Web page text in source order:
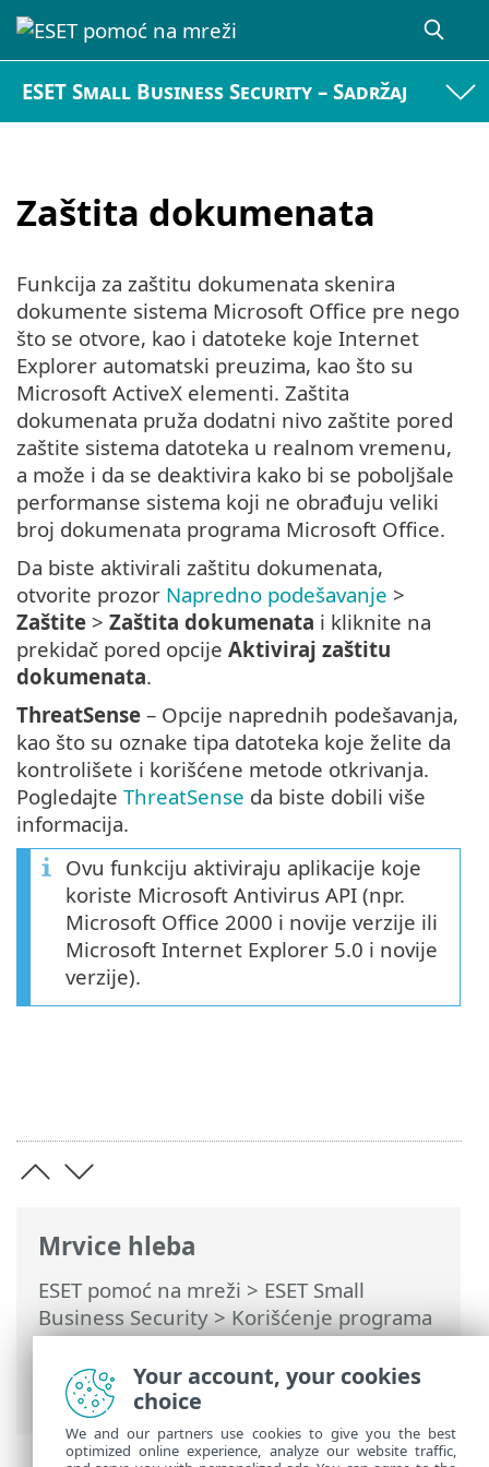
ESET Small Business Security – Sadržaj
Zaštita dokumenata
Mrvice hleba
ESET pomoć na mreži > ESET Small
Business Security>Korišćenje programa
ESET Small Business Security>Napredno
podešavanje>Skeniranja >Skeniranja
malvera > Zaštita dokumenata
Funkcija za zaštitu dokumenata skenira
dokumente sistema Microsoft Office pre nego
što se otvore, kao i datoteke koje Internet
Explorer automatski preuzima, kao što su
Microsoft ActiveX elementi. Zaštita
dokumenata pruža dodatni nivo zaštite pored
zaštite sistema datoteka u realnom vremenu,
a može i da se deaktivira kako bi se poboljšale
performanse sistema koji ne obrađuju veliki
broj dokumenata programa Microsoft Office.
Da biste aktivirali zaštitu dokumenata,
otvorite prozor Napredno podešavanje >
Zaštite > Zaštita dokumenata i kliknite na
prekidač pored opcije Aktiviraj zaštitu
dokumenata.
ThreatSense – Opcije naprednih podešavanja,
kao što su oznake tipa datoteka koje želite da
kontrolišete i korišćene metode otkrivanja.
Pogledajte ThreatSense da biste dobili više
informacija.
Ovu funkciju aktiviraju aplikacije koje
koriste Microsoft Antivirus API (npr.
Microsoft Office 2000 i novije verzije ili
Microsoft Internet Explorer 5.0 i novije
verzije).
Your account, your cookies
choice
We and our partners use cookies to give you the best
optimized online experience, analyze our website traffic,